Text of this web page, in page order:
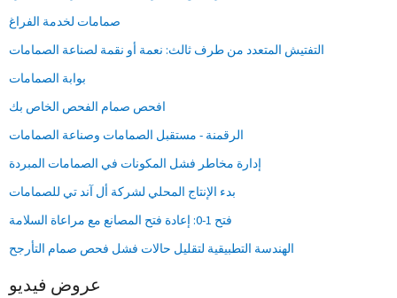
صمامات لخدمة الفراغ
التفتيش المتعدد من طرف ثالث: نعمة أو نقمة لصناعة الصمامات
بوابة الصمامات
افحص صمام الفحص الخاص بك
الرقمنة - مستقبل الصمامات وصناعة الصمامات
إدارة مخاطر فشل المكونات في الصمامات المبردة
بدء الإنتاج المحلي لشركة أل آند تي للصمامات
فتح 1-0: إعادة فتح المصانع مع مراعاة السلامة
الهندسة التطبيقية لتقليل حالات فشل فحص صمام التأرجح
عروض فيديو